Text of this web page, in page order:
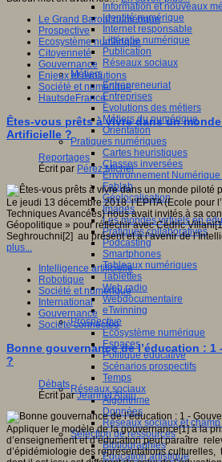
Information et nouveaux
Identité numérique
Internet responsable
Littératie numérique
Publication
Réseaux sociaux
Métiers
Entrepreneuriat
Entreprises
Evolutions des métiers
Métiers du numérique
Orientation
Pratiques numériques
Cartes heuristiques
Classes inversées
Environnement Numérique
Fablab
Géolocalisation
Images
Les mondes virtuels en
Pratiques collaboratives
Podcasting
Smartphones
Tableaux numériques
Tablettes
Web radio
Webdocumentaire
eTwinning
Prospective
Ecosystème numérique
Espaces
Politique éducative
Scénarios prospectifs
Temps
Réseaux sociaux
Algorithme
Données
Réseaux sociaux et
Sélection de ressources
Bibliographies
Education artistique
Le Grand Barouf numérique
Prospective
Ecosystème numérique
Citoyenneté
Gouvernance
Enjeux et évolutions
Société et numérique
HautsdeFrance
Êtes-vous prêts à vivre dans un
Artificielle ?
Reportages
Écrit par Pérez Michel
Le jeudi 13 décembre 2018, l’EPITA (Ecole pour
Techniques Avancées) nous avait invités à sa
Géopolitique » pour réfléchir avec Cédric
Seghrouchni[2] au présent et à l’avenir de
plus...
Intelligence artificielle
Robotique
Société et numérique
International
Gouvernance
Société connectée
Bonne gouvernance de l’éducation :
?
Débats
Écrit parJeannel Alain
Appliquer le modèle de la gouvernance[1] à la
d’enseignement et d’éducation peut paraître
d’épidémiologie des représentations culturelles,